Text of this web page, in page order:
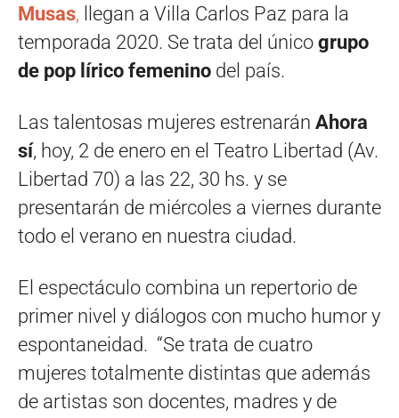
Musas, llegan a Villa Carlos Paz para la
temporada 2020. Se trata del único grupo
de pop lírico femenino del país.
Las talentosas mujeres estrenarán Ahora
sí, hoy, 2 de enero en el Teatro Libertad (Av.
Libertad 70) a las 22, 30 hs. y se
presentarán de miércoles a viernes durante
todo el verano en nuestra ciudad.
El espectáculo combina un repertorio de
primer nivel y diálogos con mucho humor y
espontaneidad. “Se trata de cuatro
mujeres totalmente distintas que además
de artistas son docentes, madres y de